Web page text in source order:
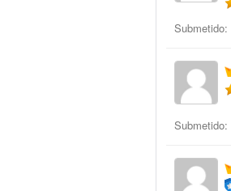
Submetido:
Submetido: